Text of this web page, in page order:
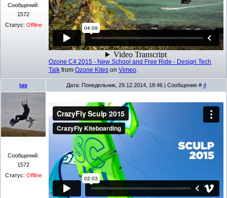
Сообщений:
1572
Статус: Offline
Ozone C4 2015 - New School and Free Ride - Design Tech
Talk from Ozone Kites on Vimeo
tav Дата: Понедельник, 29.12.2014, 18:46 | Сообщение # 4
Сообщений:
1572
Статус: Offline